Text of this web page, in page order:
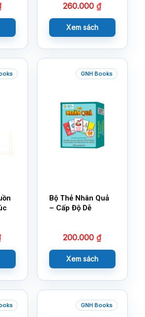
260.000₫
Xem sách
GNH Books
Bộ Thẻ Nhân Quả
– Cấp Độ Dễ
200.000₫
Xem sách
GNH Books